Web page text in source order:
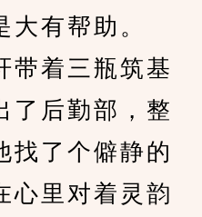
有帮助。
着三瓶筑基
了后勤部，整
找了个僻静的
心里对着灵韵